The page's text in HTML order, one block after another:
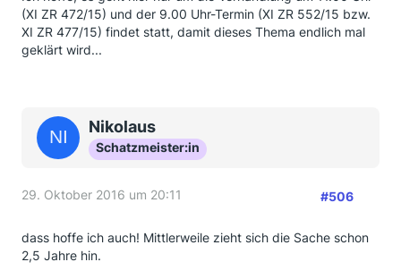
(XI ZR 472/15) und der 9.00 Uhr-Termin (XI ZR 552/15 bzw.
XI ZR 477/15) findet statt, damit dieses Thema endlich mal
geklärt wird...
Nikolaus
Schatzmeister:in
29. Oktober 2016 um 20:11 #506
dass hoffe ich auch! Mittlerweile zieht sich die Sache schon
2,5 Jahre hin.